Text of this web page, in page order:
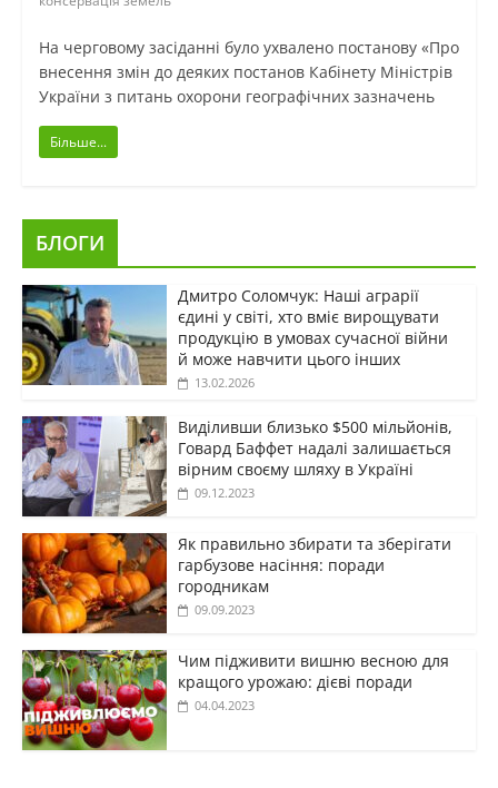
На черговому засіданні було ухвалено постанову «Про
внесення змін до деяких постанов Кабінету Міністрів
України з питань охорони географічних зазначень
Більше...
БЛОГИ
Дмитро Соломчук: Наші аграрії
єдині у світі, хто вміє вирощувати
продукцію в умовах сучасної війни
й може навчити цього інших
13.02.2026
Виділивши близько $500 мільйонів,
Говард Баффет надалі залишається
вірним своєму шляху в Україні
09.12.2023
Як правильно збирати та зберігати
гарбузове насіння: поради
городникам
09.09.2023
Чим підживити вишню весною для
кращого урожаю: дієві поради
04.04.2023